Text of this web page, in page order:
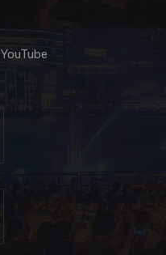
YouTube